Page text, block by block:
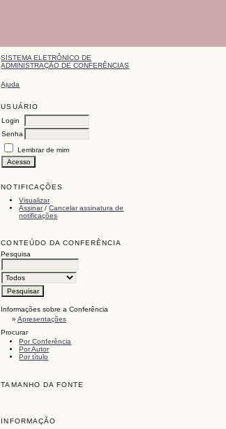
SISTEMA ELETRÔNICO DE
ADMINISTRAÇÃO DE CONFERÊNCIAS
Ajuda
USUÁRIO
Login
Senha
Lembrar de mim
NOTIFICAÇÕES
Visualizar
Assinar/Cancelar assinatura de
notificações
CONTEÚDO DA CONFERÊNCIA
Pesquisa
Informações sobre a Conferência
»Apresentações
Procurar
Por Conferência
Por Autor
Por título
TAMANHO DA FONTE
INFORMAÇÃO